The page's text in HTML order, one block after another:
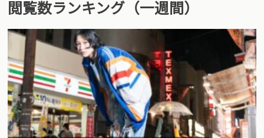
閲覧数ランキング（一週間）